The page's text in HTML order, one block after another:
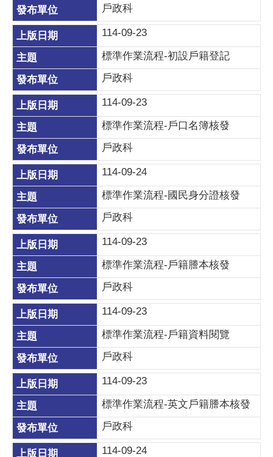
戶政科
114-09-23
標準作業流程-初設戶籍登記
戶政科
114-09-23
標準作業流程-戶口名簿核發
戶政科
114-09-24
標準作業流程-國民身分證核發
戶政科
114-09-23
標準作業流程-戶籍謄本核發
戶政科
114-09-23
標準作業流程-戶籍資料閱覽
戶政科
114-09-23
標準作業流程-英文戶籍謄本核發
戶政科
114-09-24